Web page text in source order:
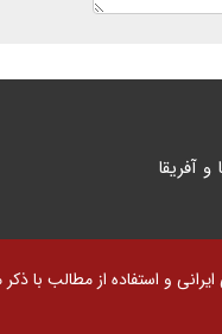
و آفریقا
و استفاده از مطالب با ذکر